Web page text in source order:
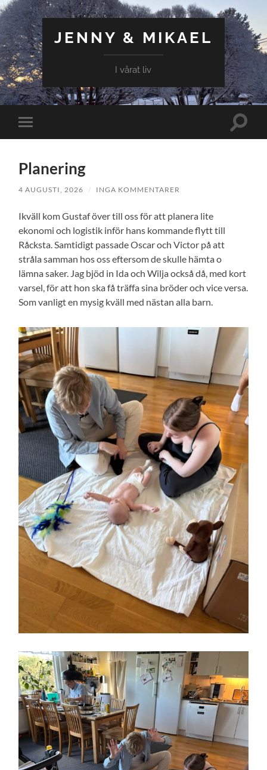
JENNY & MIKAEL
I vårat liv
Slå
på/av
Slå
Planering
4 AUGUSTI, 2026 / INGA KOMMENTARER
Ikväll kom Gustaf över till oss för att planera lite
ekonomi och logistik inför hans kommande flytt till
Råcksta. Samtidigt passade Oscar och Victor på att
stråla samman hos oss eftersom de skulle hämta o
lämna saker. Jag bjöd in Ida och Wilja också då, med kort
varsel, för att hon ska få träffa sina bröder och vice versa.
Som vanligt en mysig kväll med nästan alla barn.